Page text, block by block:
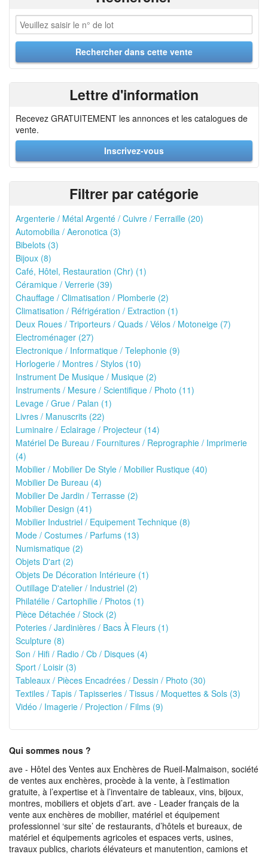
Lettre d'information
Recevez GRATUITEMENT les annonces et les catalogues de
vente.
Inscrivez-vous
Filtrer par catégorie
Argenterie / Métal Argenté / Cuivre / Ferraille (20)
Automobilia / Aeronotica (3)
Bibelots (3)
Bijoux (8)
Café, Hôtel, Restauration (Chr) (1)
Céramique / Verrerie (39)
Chauffage / Climatisation / Plomberie (2)
Climatisation / Réfrigération / Extraction (1)
Deux Roues / Triporteurs / Quads / Vélos / Motoneige (7)
Electroménager (27)
Electronique / Informatique / Telephonie (9)
Horlogerie / Montres / Stylos (10)
Instrument De Musique / Musique (2)
Instruments / Mesure / Scientifique / Photo (11)
Levage / Grue / Palan (1)
Livres / Manuscrits (22)
Luminaire / Eclairage / Projecteur (14)
Matériel De Bureau / Fournitures / Reprographie / Imprimerie
(4)
Mobilier / Mobilier De Style / Mobilier Rustique (40)
Mobilier De Bureau (4)
Mobilier De Jardin / Terrasse (2)
Mobilier Design (41)
Mobilier Industriel / Equipement Technique (8)
Mode / Costumes / Parfums (13)
Numismatique (2)
Objets D'art (2)
Objets De Décoration Intérieure (1)
Outillage D'atelier / Industriel (2)
Philatélie / Cartophilie / Photos (1)
Pièce Détachée / Stock (2)
Poteries / Jardinières / Bacs À Fleurs (1)
Sculpture (8)
Son / Hifi / Radio / Cb / Disques (4)
Sport / Loisir (3)
Tableaux / Pièces Encadrées / Dessin / Photo (30)
Textiles / Tapis / Tapisseries / Tissus / Moquettes & Sols (3)
Vidéo / Imagerie / Projection / Films (9)
Qui sommes nous ?
ave - Hôtel des Ventes aux Enchères de Rueil-Malmaison, société
de ventes aux enchères, procède à la vente, à l’estimation
gratuite, à l’expertise et à l’inventaire de tableaux, vins, bijoux,
montres, mobiliers et objets d’art. ave - Leader français de la
vente aux enchères de mobilier, matériel et équipement
professionnel ‘sur site’ de restaurants, d’hôtels et bureaux, de
matériel et équipements agricoles et espaces verts, usines,
travaux publics, chariots élévateurs et manutention, camions et